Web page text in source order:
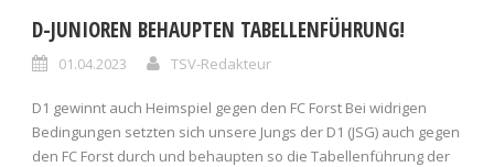
D-JUNIOREN BEHAUPTEN TABELLENFÜHRUNG!
01.04.2023 TSV-Redakteur
D1 gewinnt auch Heimspiel gegen den FC Forst Bei widrigen
Bedingungen setzten sich unsere Jungs der D1 (JSG) auch gegen
den FC Forst durch und behaupten so die Tabellenführung der